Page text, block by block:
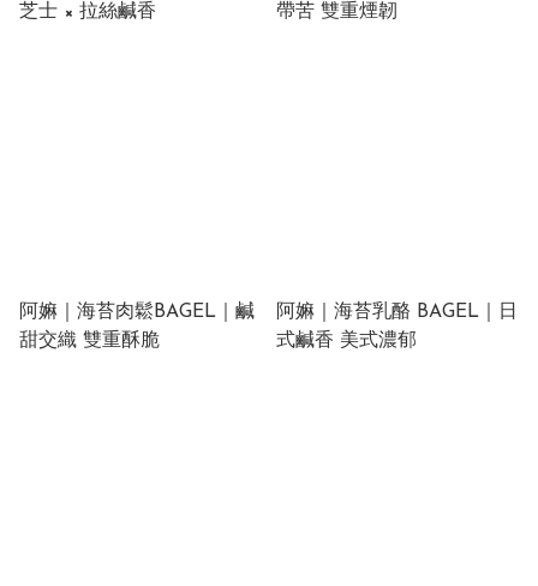
芝士 × 拉絲鹹香
帶苦 雙重煙韌
阿嫲｜海苔肉鬆BAGEL｜鹹
甜交織 雙重酥脆
阿嫲｜海苔乳酪 BAGEL｜日
式鹹香 美式濃郁